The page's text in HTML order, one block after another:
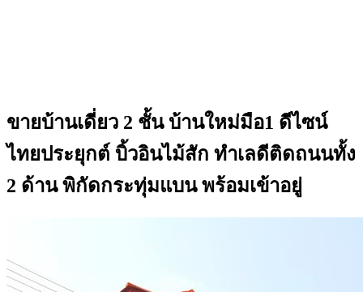
ขายบ้านเดี่ยว 2 ชั้น บ้านใหม่มือ1 ดีไซน์
ไทยประยุกต์ บิ้วอินไม้สัก ทำเลดีติดถนนทั้ง
2 ด้าน พิกัดกระทุ่มแบน พร้อมเข้าอยู่